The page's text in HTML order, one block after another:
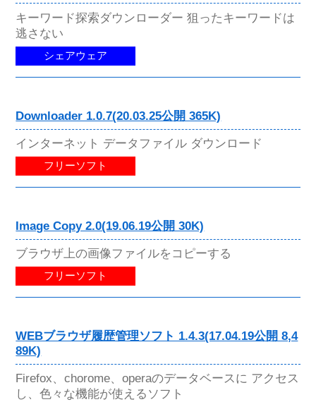
キーワード探索ダウンローダー 狙ったキーワードは
逃さない
シェアウェア
Downloader 1.0.7(20.03.25公開 365K)
インターネット データファイル ダウンロード
フリーソフト
Image Copy 2.0(19.06.19公開 30K)
ブラウザ上の画像ファイルをコピーする
フリーソフト
WEBブラウザ履歴管理ソフト 1.4.3(17.04.19公開 8,4
89K)
Firefox、chorome、operaのデータベースに アクセス
し、色々な機能が使えるソフト